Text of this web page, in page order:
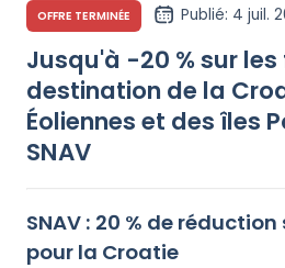
OFFRE TERMINÉE Publié: 4 juil.
Jusqu'à -20 % sur les
destination de la
Éoliennes et des îles
SNAV
SNAV : 20 % de
pour la Croatie